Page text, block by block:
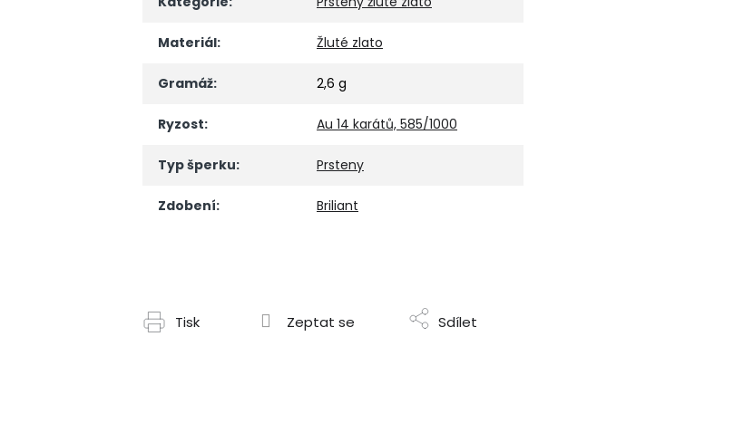
Materiál: Žluté zlato
Gramáž: 2,6 g
Ryzost: Au 14 karátů, 585/1000
Typ šperku: Prsteny
Zdobení: Briliant
Tisk Zeptat se Sdílet